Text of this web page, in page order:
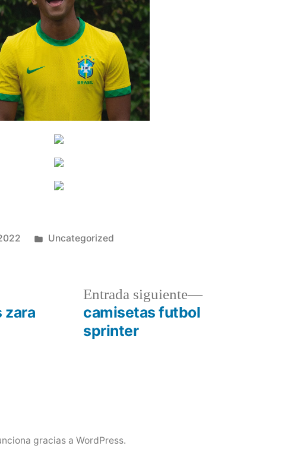
Publicado
Uncategorized
zara
Entrada siguiente
Entrada
camisetas futbol
sprinter
gracias a WordPress.